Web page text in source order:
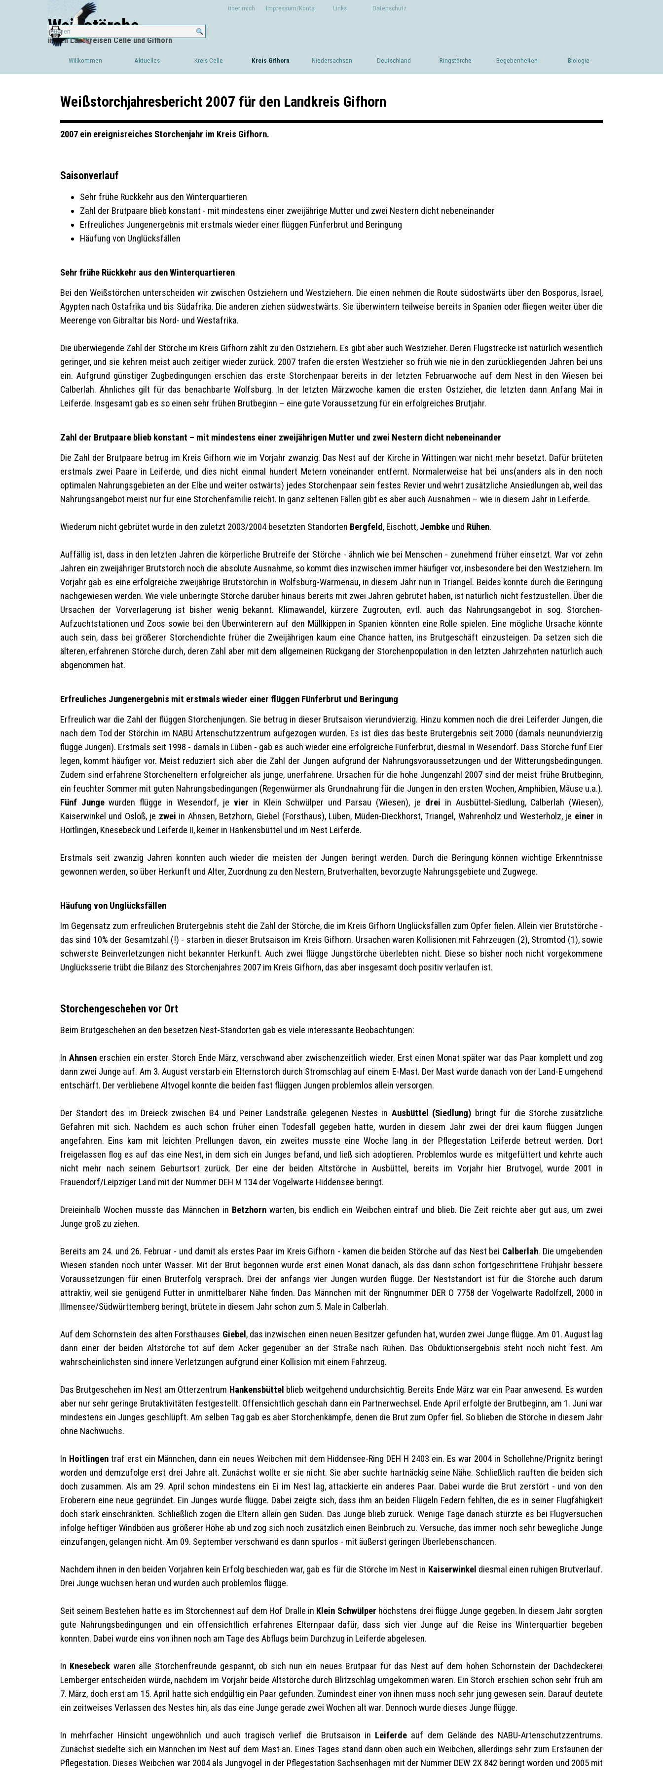
Menü überspringen
über mich Impressum/Kontakt Links Datenschutz
Weißstörche
in den Landkreisen Celle und Gifhorn
Menü überspringen
Willkommen Aktuelles ▼
Kreis Celle ▼
Kreis Gifhorn ▼
Niedersachsen ▼
Deutschland ▼
Ringstörche ▼
Begebenheiten Biologie
Weißstorchjahresbericht 2007 für den Landkreis Gifhorn
2007 ein ereignisreiches Storchenjahr im Kreis Gifhorn.
Saisonverlauf
Sehr frühe Rückkehr aus den Winterquartieren
Zahl der Brutpaare blieb konstant - mit mindestens einer zweijährige Mutter und zwei Nestern dicht nebeneinander
Erfreuliches Jungenergebnis mit erstmals wieder einer flüggen Fünferbrut und Beringung
Häufung von Unglücksfällen
Sehr frühe Rückkehr aus den Winterquartieren
Bei den Weißstörchen unterscheiden wir zwischen Ostziehern und Westziehern. Die einen nehmen die Route südostwärts über den Bosporus, Israel,
Ägypten nach Ostafrika und bis Südafrika. Die anderen ziehen südwestwärts. Sie überwintern teilweise bereits in Spanien oder fliegen weiter über die
Meerenge von Gibraltar bis Nord- und Westafrika.
Die überwiegende Zahl der Störche im Kreis Gifhorn zählt zu den Ostziehern. Es gibt aber auch Westzieher. Deren Flugstrecke ist natürlich wesentlich
geringer, und sie kehren meist auch zeitiger wieder zurück. 2007 trafen die ersten Westzieher so früh wie nie in den zurückliegenden Jahren bei uns
ein. Aufgrund günstiger Zugbedingungen erschien das erste Storchenpaar bereits in der letzten Februarwoche auf dem Nest in den Wiesen bei
Calberlah. Ähnliches gilt für das benachbarte Wolfsburg. In der letzten Märzwoche kamen die ersten Ostzieher, die letzten dann Anfang Mai in
Leiferde. Insgesamt gab es so einen sehr frühen Brutbeginn – eine gute Voraussetzung für ein erfolgreiches Brutjahr.
Zahl der Brutpaare blieb konstant – mit mindestens einer zweijährigen Mutter und zwei Nestern dicht nebeneinander
Die Zahl der Brutpaare betrug im Kreis Gifhorn wie im Vorjahr zwanzig. Das Nest auf der Kirche in Wittingen war nicht mehr besetzt. Dafür brüteten
erstmals zwei Paare in Leiferde, und dies nicht einmal hundert Metern voneinander entfernt. Normalerweise hat bei uns(anders als in den noch
optimalen Nahrungsgebieten an der Elbe und weiter ostwärts) jedes Storchenpaar sein festes Revier und wehrt zusätzliche Ansiedlungen ab, weil das
Nahrungsangebot meist nur für eine Storchenfamilie reicht. In ganz seltenen Fällen gibt es aber auch Ausnahmen – wie in diesem Jahr in Leiferde.
Wiederum nicht gebrütet wurde in den zuletzt 2003/2004 besetzten Standorten Bergfeld, Eischott, Jembkeund Rühen.
Auffällig ist, dass in den letzten Jahren die körperliche Brutreife der Störche - ähnlich wie bei Menschen - zunehmend früher einsetzt. War vor zehn
Jahren ein zweijähriger Brutstorch noch die absolute Ausnahme, so kommt dies inzwischen immer häufiger vor, insbesondere bei den Westziehern. Im
Vorjahr gab es eine erfolgreiche zweijährige Brutstörchin in Wolfsburg-Warmenau, in diesem Jahr nun in Triangel. Beides konnte durch die Beringung
nachgewiesen werden. Wie viele unberingte Störche darüber hinaus bereits mit zwei Jahren gebrütet haben, ist natürlich nicht festzustellen. Über die
Ursachen der Vorverlagerung ist bisher wenig bekannt. Klimawandel, kürzere Zugrouten, evtl. auch das Nahrungsangebot in sog. Storchen-
Aufzuchtstationen und Zoos sowie bei den Überwinterern auf den Müllkippen in Spanien könnten eine Rolle spielen. Eine mögliche Ursache könnte
auch sein, dass bei größerer Storchendichte früher die Zweijährigen kaum eine Chance hatten, ins Brutgeschäft einzusteigen. Da setzen sich die
älteren, erfahrenen Störche durch, deren Zahl aber mit dem allgemeinen Rückgang der Storchenpopulation in den letzten Jahrzehnten natürlich auch
abgenommen hat.
Erfreuliches Jungenergebnis mit erstmals wieder einer flüggen Fünferbrut und Beringung
Erfreulich war die Zahl der flüggen Storchenjungen. Sie betrug in dieser Brutsaison vierundvierzig. Hinzu kommen noch die drei Leiferder Jungen, die
nach dem Tod der Störchin im NABU Artenschutzzentrum aufgezogen wurden. Es ist dies das beste Brutergebnis seit 2000 (damals neunundvierzig
flügge Jungen). Erstmals seit 1998 - damals in Lüben - gab es auch wieder eine erfolgreiche Fünferbrut, diesmal in Wesendorf. Dass Störche fünf Eier
legen, kommt häufiger vor. Meist reduziert sich aber die Zahl der Jungen aufgrund der Nahrungsvoraussetzungen und der Witterungsbedingungen.
Zudem sind erfahrene Storcheneltern erfolgreicher als junge, unerfahrene. Ursachen für die hohe Jungenzahl 2007 sind der meist frühe Brutbeginn,
ein feuchter Sommer mit guten Nahrungsbedingungen (Regenwürmer als Grundnahrung für die Jungen in den ersten Wochen, Amphibien, Mäuse u.a.).
Fünf Jungewurden flügge in Wesendorf, je vier in Klein Schwülper und Parsau (Wiesen), je drei in Ausbüttel-Siedlung, Calberlah (Wiesen),
Kaiserwinkel und Osloß, je zwei in Ahnsen, Betzhorn, Giebel (Forsthaus), Lüben, Müden-Dieckhorst, Triangel, Wahrenholz und Westerholz, je einer in
Hoitlingen, Knesebeck und Leiferde II, keiner in Hankensbüttel und im Nest Leiferde.
Erstmals seit zwanzig Jahren konnten auch wieder die meisten der Jungen beringt werden. Durch die Beringung können wichtige Erkenntnisse
gewonnen werden, so über Herkunft und Alter, Zuordnung zu den Nestern, Brutverhalten, bevorzugte Nahrungsgebiete und Zugwege.
Häufung von Unglücksfällen
Im Gegensatz zum erfreulichen Brutergebnis steht die Zahl der Störche, die im Kreis Gifhorn Unglücksfällen zum Opfer fielen. Allein vier Brutstörche -
das sind 10% der Gesamtzahl (!) - starben in dieser Brutsaison im Kreis Gifhorn. Ursachen waren Kollisionen mit Fahrzeugen (2), Stromtod (1), sowie
schwerste Beinverletzungen nicht bekannter Herkunft. Auch zwei flügge Jungstörche überlebten nicht. Diese so bisher noch nicht vorgekommene
Unglücksserie trübt die Bilanz des Storchenjahres 2007 im Kreis Gifhorn, das aber insgesamt doch positiv verlaufen ist.
Storchengeschehen vor Ort
Beim Brutgeschehen an den besetzen Nest-Standorten gab es viele interessante Beobachtungen:
In Ahnsenerschien ein erster Storch Ende März, verschwand aber zwischenzeitlich wieder. Erst einen Monat später war das Paar komplett und zog
dann zwei Junge auf. Am 3. August verstarb ein Elternstorch durch Stromschlag auf einem E-Mast. Der Mast wurde danach von der Land-E umgehend
entschärft. Der verbliebene Altvogel konnte die beiden fast flüggen Jungen problemlos allein versorgen.
Der Standort des im Dreieck zwischen B4 und Peiner Landstraße gelegenen Nestes in Ausbüttel (Siedlung) bringt für die Störche zusätzliche
Gefahren mit sich. Nachdem es auch schon früher einen Todesfall gegeben hatte, wurden in diesem Jahr zwei der drei kaum flüggen Jungen
angefahren. Eins kam mit leichten Prellungen davon, ein zweites musste eine Woche lang in der Pflegestation Leiferde betreut werden. Dort
freigelassen flog es auf das eine Nest, in dem sich ein Junges befand, und ließ sich adoptieren. Problemlos wurde es mitgefüttert und kehrte auch
nicht mehr nach seinem Geburtsort zurück. Der eine der beiden Altstörche in Ausbüttel, bereits im Vorjahr hier Brutvogel, wurde 2001 in
Frauendorf/Leipziger Land mit der Nummer DEH M 134der Vogelwarte Hiddensee beringt.
Dreieinhalb Wochen musste das Männchen in Betzhornwarten, bis endlich ein Weibchen eintraf und blieb. Die Zeit reichte aber gut aus, um zwei
Junge groß zu ziehen.
Bereits am 24. und 26. Februar - und damit als erstes Paar im Kreis Gifhorn - kamen die beiden Störche auf das Nest bei Calberlah. Die umgebenden
Wiesen standen noch unter Wasser. Mit der Brut begonnen wurde erst einen Monat danach, als das dann schon fortgeschrittene Frühjahr bessere
Voraussetzungen für einen Bruterfolg versprach. Drei der anfangs vier Jungen wurden flügge. Der Neststandort ist für die Störche auch darum
attraktiv, weil sie genügend Futter in unmittelbarer Nähe finden. Das Männchen mit der Ringnummer DER O 7758 der Vogelwarte Radolfzell, 2000 in
Illmensee/Südwürttemberg beringt, brütete in diesem Jahr schon zum 5. Male in Calberlah.
Auf dem Schornstein des alten Forsthauses Giebel , das inzwischen einen neuen Besitzer gefunden hat, wurden zwei Junge flügge. Am 01. August lag
dann einer der beiden Altstörche tot auf dem Acker gegenüber an der Straße nach Rühen. Das Obduktionsergebnis steht noch nicht fest. Am
wahrscheinlichsten sind innere Verletzungen aufgrund einer Kollision mit einem Fahrzeug.
Das Brutgeschehen im Nest am Otterzentrum Hankensbüttel blieb weitgehend undurchsichtig. Bereits Ende März war ein Paar anwesend. Es wurden
aber nur sehr geringe Brutaktivitäten festgestellt. Offensichtlich geschah dann ein Partnerwechsel. Ende April erfolgte der Brutbeginn, am 1. Juni war
mindestens ein Junges geschlüpft. Am selben Tag gab es aber Storchenkämpfe, denen die Brut zum Opfer fiel. So blieben die Störche in diesem Jahr
ohne Nachwuchs.
In Hoitlingentraf erst ein Männchen, dann ein neues Weibchen mit dem Hiddensee-Ring DEH H 2403 ein. Es war 2004 in Schollehne/Prignitz beringt
worden und demzufolge erst drei Jahre alt. Zunächst wollte er sie nicht. Sie aber suchte hartnäckig seine Nähe. Schließlich rauften die beiden sich
doch zusammen. Als am 29. April schon mindestens ein Ei im Nest lag, attackierte ein anderes Paar. Dabei wurde die Brut zerstört - und von den
Eroberern eine neue gegründet. Ein Junges wurde flügge. Dabei zeigte sich, dass ihm an beiden Flügeln Federn fehlten, die es in seiner Flugfähigkeit
doch stark einschränkten. Schließlich zogen die Eltern allein gen Süden. Das Junge blieb zurück. Wenige Tage danach stürzte es bei Flugversuchen
infolge heftiger Windböen aus größerer Höhe ab und zog sich noch zusätzlich einen Beinbruch zu. Versuche, das immer noch sehr bewegliche Junge
einzufangen, gelangen nicht. Am 09. September verschwand es dann spurlos - mit äußerst geringen Überlebenschancen.
Nachdem ihnen in den beiden Vorjahren kein Erfolg beschieden war, gab es für die Störche im Nest in Kaiserwinkel diesmal einen ruhigen Brutverlauf.
Drei Junge wuchsen heran und wurden auch problemlos flügge.
Seit seinem Bestehen hatte es im Storchennest auf dem Hof Dralle in Klein Schwülper höchstens drei flügge Junge gegeben. In diesem Jahr sorgten
gute Nahrungsbedingungen und ein offensichtlich erfahrenes Elternpaar dafür, dass sich vier Junge auf die Reise ins Winterquartier begeben
konnten. Dabei wurde eins von ihnen noch am Tage des Abflugs beim Durchzug in Leiferde abgelesen.
In Knesebeck waren alle Storchenfreunde gespannt, ob sich nun ein neues Brutpaar für das Nest auf dem hohen Schornstein der Dachdeckerei
Lemberger entscheiden würde, nachdem im Vorjahr beide Altstörche durch Blitzschlag umgekommen waren. Ein Storch erschien schon sehr früh am
7. März, doch erst am 15. April hatte sich endgültig ein Paar gefunden. Zumindest einer von ihnen muss noch sehr jung gewesen sein. Darauf deutete
ein zeitweises Verlassen des Nestes hin, als das eine Junge gerade zwei Wochen alt war. Dennoch wurde dieses Junge flügge.
In mehrfacher Hinsicht ungewöhnlich und auch tragisch verlief die Brutsaison in Leiferde auf dem Gelände des NABU-Artenschutzzentrums.
Zunächst siedelte sich ein Männchen im Nest auf dem Mast an. Eines Tages stand dann oben auch ein Weibchen, allerdings sehr zum Erstaunen der
Pflegestation. Dieses Weibchen war 2004 als Jungvogel in der Pflegestation Sachsenhagen mit der Nummer DEW 2X 842 beringt worden und 2005 mit